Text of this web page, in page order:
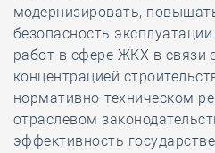
модернизировать,
безопасность
работ в сфере ЖКХ в связи
концентрацией
нормативно-техническом
отраслевом
эффективность